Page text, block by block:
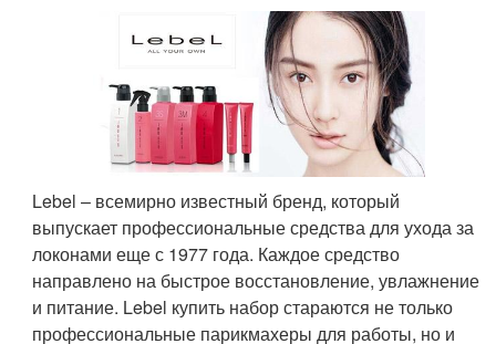
Lebel – всемирно известный бренд, который
выпускает профессиональные средства для ухода за
локонами еще с 1977 года. Каждое средство
направлено на быстрое восстановление, увлажнение
и питание. Lebel купить набор стараются не только
профессиональные парикмахеры для работы, но и